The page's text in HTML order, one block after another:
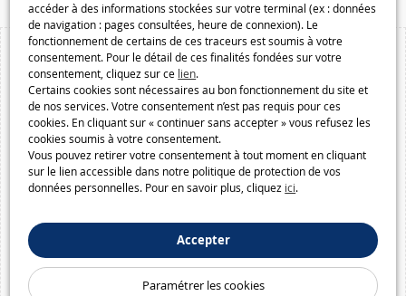
accéder à des informations stockées sur votre terminal (ex : données
de navigation : pages consultées, heure de connexion). Le
fonctionnement de certains de ces traceurs est soumis à votre
consentement. Pour le détail de ces finalités fondées sur votre
consentement, cliquez sur ce lien.
Certains cookies sont nécessaires au bon fonctionnement du site et
de nos services. Votre consentement n’est pas requis pour ces
cookies. En cliquant sur « continuer sans accepter » vous refusez les
cookies soumis à votre consentement.
Vous pouvez retirer votre consentement à tout moment en cliquant
sur le lien accessible dans notre politique de protection de vos
données personnelles. Pour en savoir plus, cliquez ici.
Accepter
Paramétrer les cookies